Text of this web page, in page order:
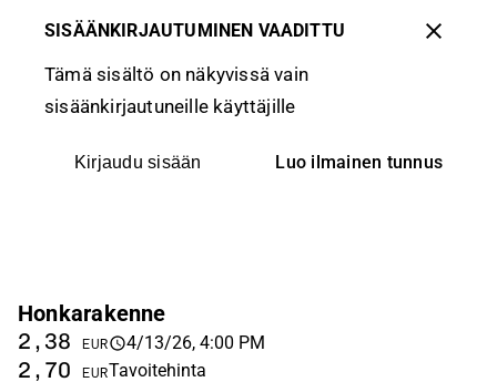
SISÄÄNKIRJAUTUMINEN VAADITTU
Tämä sisältö on näkyvissä vain
sisäänkirjautuneille käyttäjille
Kirjaudu sisään Luo ilmainen tunnus
Honkarakenne
2,38 EUR 4/13/26, 4:00 PM
2,70 EURTavoitehinta